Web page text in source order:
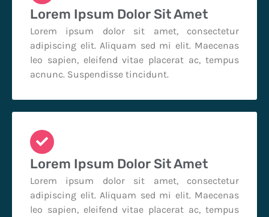
Lorem Ipsum Dolor Sit Amet
Lorem ipsum dolor sit amet, consectetur
adipiscing elit. Aliquam sed mi elit. Maecenas
leo sapien, eleifend vitae placerat ac, tempus
acnunc. Suspendisse tincidunt.
Lorem Ipsum Dolor Sit Amet
Lorem ipsum dolor sit amet, consectetur
adipiscing elit. Aliquam sed mi elit. Maecenas
leo sapien, eleifend vitae placerat ac, tempus